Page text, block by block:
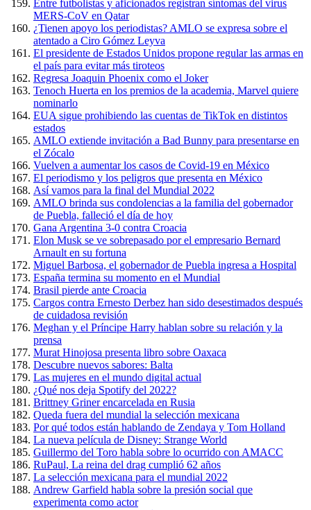
Entre futbolistas y aficionados registran síntomas del virus
MERS-CoV en Qatar
¿Tienen apoyo los periodistas? AMLO se expresa sobre el
atentado a Ciro Gómez Leyva
El presidente de Estados Unidos propone regular las armas en
el país para evitar más tiroteos
Regresa Joaquin Phoenix como el Joker
Tenoch Huerta en los premios de la academia, Marvel quiere
nominarlo
EUA sigue prohibiendo las cuentas de TikTok en distintos
estados
AMLO extiende invitación a Bad Bunny para presentarse en
el Zócalo
Vuelven a aumentar los casos de Covid-19 en México
El periodismo y los peligros que presenta en México
Así vamos para la final del Mundial 2022
AMLO brinda sus condolencias a la familia del gobernador
de Puebla, falleció el día de hoy
Gana Argentina 3-0 contra Croacia
Elon Musk se ve sobrepasado por el empresario Bernard
Arnault en su fortuna
Miguel Barbosa, el gobernador de Puebla ingresa a Hospital
España termina su momento en el Mundial
Brasil pierde ante Croacia
Cargos contra Ernesto Derbez han sido desestimados después
de cuidadosa revisión
Meghan y el Príncipe Harry hablan sobre su relación y la
prensa
Murat Hinojosa presenta libro sobre Oaxaca
Descubre nuevos sabores: Balta
Las mujeres en el mundo digital actual
¿Qué nos deja Spotify del 2022?
Brittney Griner encarcelada en Rusia
Queda fuera del mundial la selección mexicana
Por qué todos están hablando de Zendaya y Tom Holland
La nueva película de Disney: Strange World
Guillermo del Toro habla sobre lo ocurrido con AMACC
RuPaul, La reina del drag cumplió 62 años
La selección mexicana para el mundial 2022
Andrew Garfield habla sobre la presión social que
experimenta como actor